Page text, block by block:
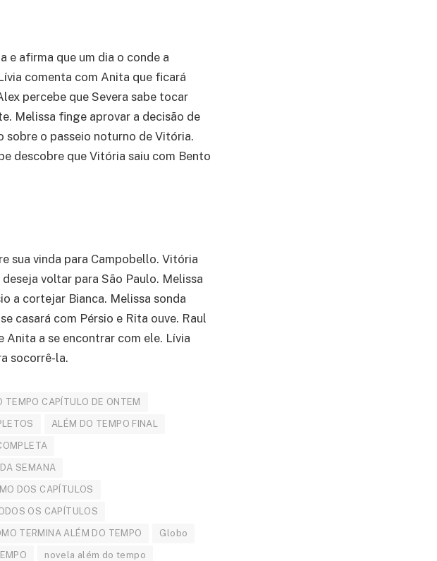
e afirma que um dia o conde a
comenta com Anita que ficará
percebe que Severa sabe tocar
Melissa finge aprovar a decisão de
sobre o passeio noturno de Vitória.
descobre que Vitória saiu com Bento
sua vinda para Campobello. Vitória
voltar para São Paulo. Melissa
a cortejar Bianca. Melissa sonda
casará com Pérsio e Rita ouve. Raul
Anita a se encontrar com ele. Lívia
socorrê-la.
TEMPO CAPÍTULO DE ONTEM
ALÉM DO TEMPO FINAL
SEMANA
DOS CAPÍTULOS
OS CAPÍTULOS
TERMINA ALÉM DO TEMPO Globo
novela além do tempo